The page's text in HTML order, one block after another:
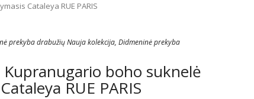
Cataleya RUE PARIS
prekyba drabužių Nauja kolekcija, Didmeninė prekyba
boho suknelė
RUE PARIS